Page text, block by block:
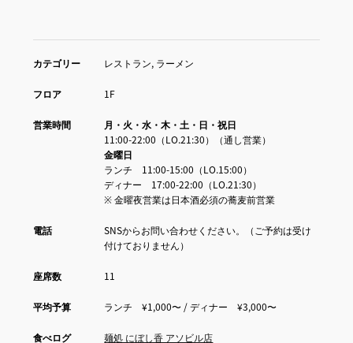
カテゴリー レストラン, ラーメン
フロア 1F
営業時間
月・火・水・木・土・日・祝日
11:00-22:00（LO.21:30）（通し営業）
金曜日
ランチ 11:00-15:00（LO.15:00）
ディナー 17:00-22:00（LO.21:30）
※ 金曜夜営業は日本酒必須の蕎麦前営業
電話
SNSからお問い合わせください。（ご予約は受け
付けておりません）
座席数 11
平均予算 ランチ ¥1,000〜 / ディナー ¥3,000〜
食べログ 麺処 にぼし香 アソビル店